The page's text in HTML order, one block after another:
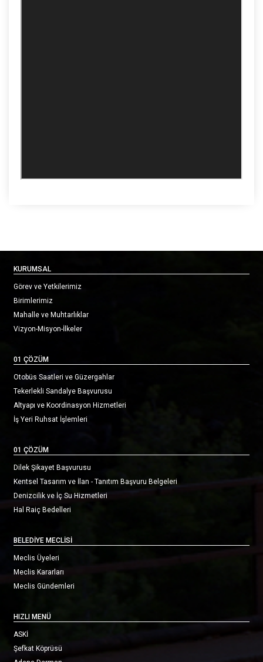
KURUMSAL
Görev ve Yetkilerimiz
Birimlerimiz
Mahalle ve Muhtarlıklar
Vizyon-Misyon-İlkeler
01 ÇÖZÜM
Otobüs Saatleri ve Güzergahlar
Tekerlekli Sandalye Başvurusu
Altyapı ve Koordinasyon Hizmetleri
İş Yeri Ruhsat İşlemleri
01 ÇÖZÜM
Dilek Şikayet Başvurusu
Kentsel Tasarım ve İlan - Tanıtım Başvuru Belgeleri
Denizcilik ve İç Su Hizmetleri
Hal Raiç Bedelleri
BELEDİYE MECLİSİ
Meclis Üyeleri
Meclis Kararları
Meclis Gündemleri
HIZLI MENÜ
ASKİ
Şefkat Köprüsü